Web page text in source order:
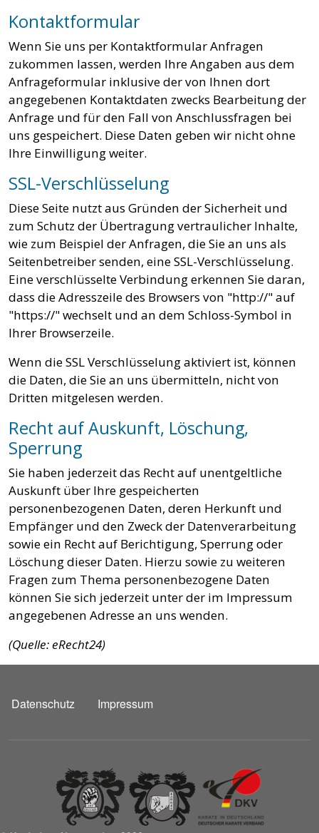
Kontaktformular
Wenn Sie uns per Kontaktformular Anfragen
zukommen lassen, werden Ihre Angaben aus dem
Anfrageformular inklusive der von Ihnen dort
angegebenen Kontaktdaten zwecks Bearbeitung der
Anfrage und für den Fall von Anschlussfragen bei
uns gespeichert. Diese Daten geben wir nicht ohne
Ihre Einwilligung weiter.
SSL-Verschlüsselung
Diese Seite nutzt aus Gründen der Sicherheit und
zum Schutz der Übertragung vertraulicher Inhalte,
wie zum Beispiel der Anfragen, die Sie an uns als
Seitenbetreiber senden, eine SSL-Verschlüsselung.
Eine verschlüsselte Verbindung erkennen Sie daran,
dass die Adresszeile des Browsers von "http://" auf
"https://" wechselt und an dem Schloss-Symbol in
Ihrer Browserzeile.
Wenn die SSL Verschlüsselung aktiviert ist, können
die Daten, die Sie an uns übermitteln, nicht von
Dritten mitgelesen werden.
Recht auf Auskunft, Löschung,
Sperrung
Sie haben jederzeit das Recht auf unentgeltliche
Auskunft über Ihre gespeicherten
personenbezogenen Daten, deren Herkunft und
Empfänger und den Zweck der Datenverarbeitung
sowie ein Recht auf Berichtigung, Sperrung oder
Löschung dieser Daten. Hierzu sowie zu weiteren
Fragen zum Thema personenbezogene Daten
können Sie sich jederzeit unter der im Impressum
angegebenen Adresse an uns wenden.
(Quelle: eRecht24)
FUSSZEILE
Datenschutz Impressum